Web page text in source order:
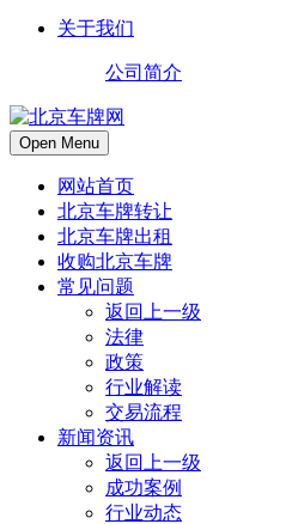
关于我们
公司简介
Open Menu
网站首页
北京车牌转让
北京车牌出租
收购北京车牌
常见问题
返回上一级
法律
政策
行业解读
交易流程
新闻资讯
返回上一级
成功案例
行业动态